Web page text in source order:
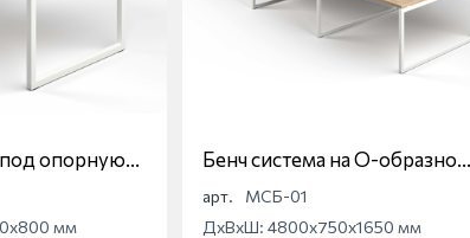
опорную
опоре
мм
Бенч система на О-образной
опоре Магна МСБ-01
арт.
МСБ-01
ДхВхШ: 4800x750x1650 мм